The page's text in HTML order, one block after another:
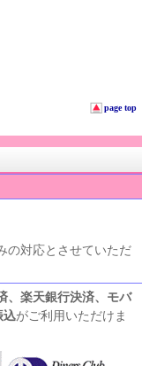
page top
の対応とさせていただ
、楽天銀行決済、モバ
込がご利用いただけま